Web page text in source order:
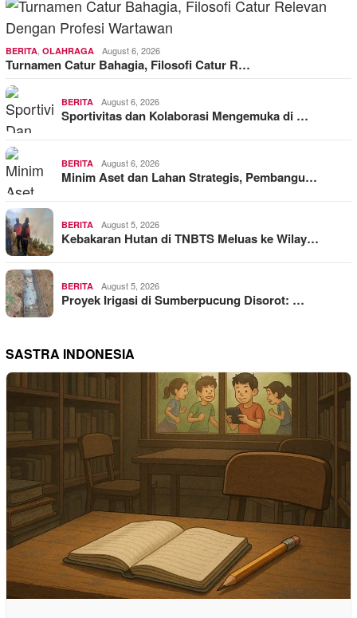
BERITA OLAHRAGA August 6, 2026
Turnamen Catur Bahagia, Filosofi Catur R…
BERITA August 6, 2026
Sportivitas dan Kolaborasi Mengemuka di …
BERITA August 6, 2026
Minim Aset dan Lahan Strategis, Pembangu…
BERITA August 5, 2026
Kebakaran Hutan di TNBTS Meluas ke Wilay…
BERITA August 5, 2026
Proyek Irigasi di Sumberpucung Disorot: …
SASTRA INDONESIA